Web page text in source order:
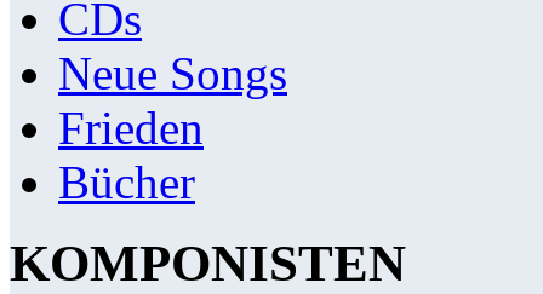
CDs
Neue Songs
Frieden
Bücher
KOMPONISTEN